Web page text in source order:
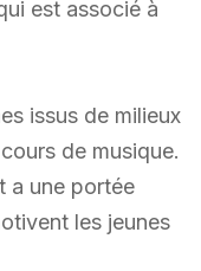
est associé à
issus de milieux
de musique.
a une portée
les jeunes